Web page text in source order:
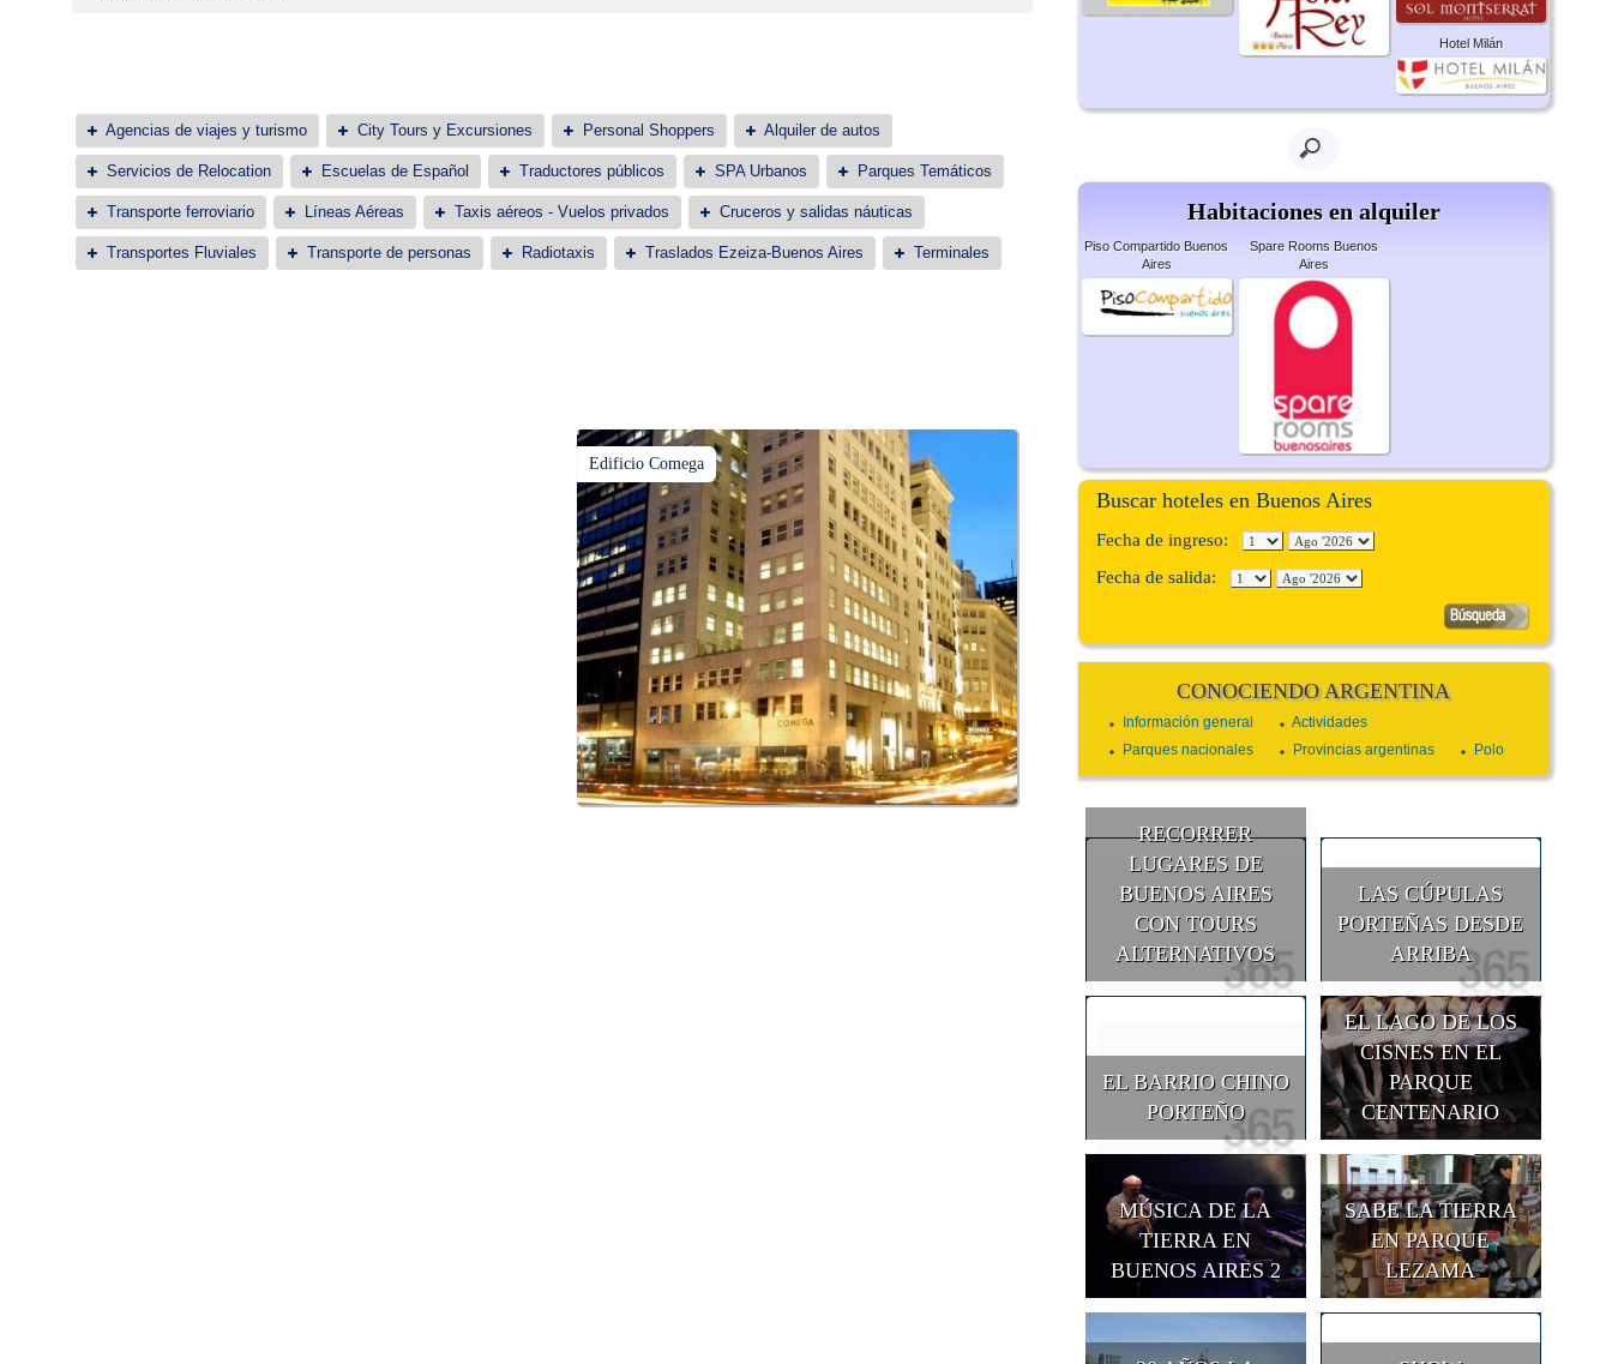
Agencias de viajes y turismo City Tours y Excursiones Personal Shoppers Alquiler de autos
Servicios de Relocation Escuelas de Español Traductores públicos SPA Urbanos Parques Temáticos
Transporte ferroviario Líneas Aéreas Taxis aéreos - Vuelos privados Cruceros y salidas náuticas
Transportes Fluviales Transporte de personas Radiotaxis Traslados Ezeiza-Buenos Aires Terminales
Edificio Comega
Hotel Milán
Habitaciones en alquiler
Piso Compartido Buenos
Aires
Spare Rooms Buenos
Aires
Buscar hoteles en Buenos Aires
Fecha de ingreso:
Fecha de salida:
CONOCIENDO ARGENTINA
Información general
Actividades
Parques nacionales
Provincias argentinas Polo
RECORRER
LUGARES DE
BUENOS AIRES
CON TOURS
ALTERNATIVOS
LAS CÚPULAS
PORTEÑAS DESDE
ARRIBA
EL BARRIO CHINO
PORTEÑO
EL LAGO DE LOS
CISNES EN EL
PARQUE
CENTENARIO
MÚSICA DE LA
TIERRA EN
BUENOS AIRES 2
SABE LA TIERRA
EN PARQUE
LEZAMA